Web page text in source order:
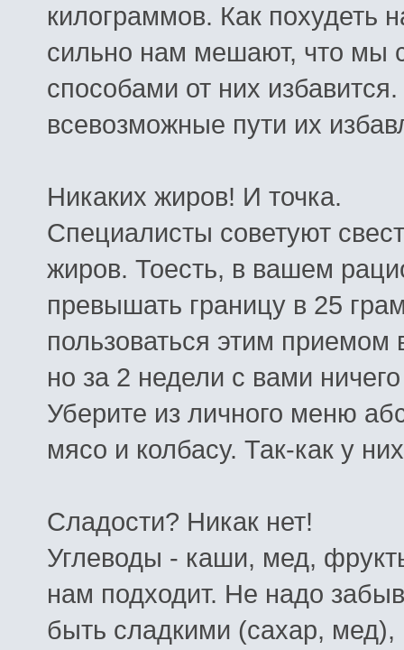
килограммов. Как похудеть
сильно нам мешают, что мы
способами от них избавится.
всевозможные пути их
Никаких жиров! И точка.
Специалисты советуют
жиров. Тоесть, в вашем
превышать границу в 25
пользоваться этим приемом
но за 2 недели с вами ничего
Уберите из личного меню
мясо и колбасу. Так-как у них
Сладости? Никак нет!
Углеводы - каши, мед,
нам подходит. Не надо
быть сладкими (сахар, мед),